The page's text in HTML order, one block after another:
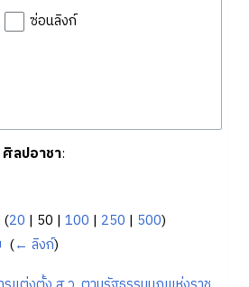
ซ่อนลิงก์
ลปอาชา:
(20 | 50 | 100 | 250 | 500)
(← ลิงก์)